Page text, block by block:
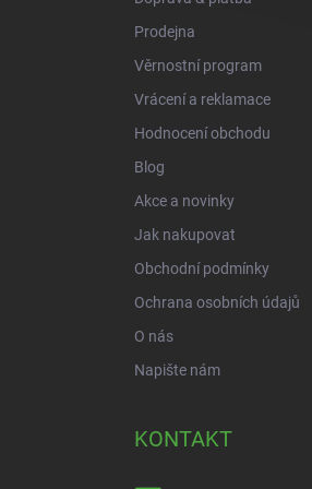
Prodejna
Věrnostní program
Vrácení a reklamace
Hodnocení obchodu
Blog
Akce a novinky
Jak nakupovat
Obchodní podmínky
Ochrana osobních údajů
O nás
Napište nám
KONTAKT